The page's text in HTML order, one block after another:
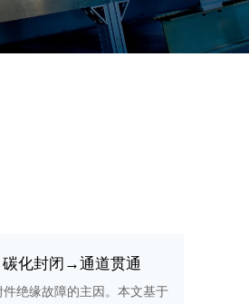
化封闭→通道贯通
绝缘故障的主因。本文基于